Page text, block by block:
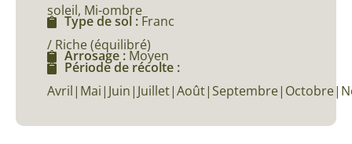
soleil, Mi-ombre
Type de sol : Franc
/ Riche (équilibré)
Arrosage : Moyen
Période de récolte :